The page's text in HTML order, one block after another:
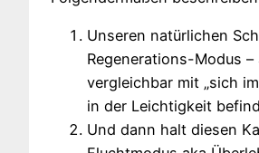
Unseren natürlichen
Regenerations-Modus –
vergleichbar mit „sich
in der Leichtigkeit
Und dann halt diesen